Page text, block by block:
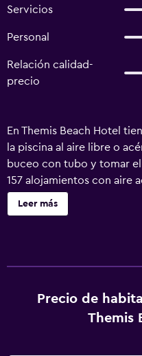
Servicios
Personal
Relación calidad-
precio
En Themis Beach Hotel
la piscina al aire libre o
buceo con tubo y tomar
157 alojamientos con aire
y cortinas opacas. Las
patio con mobiliario. Se
incluyen escritorio, sillas
servicio de limpieza
Leer más
Precio de
Themis